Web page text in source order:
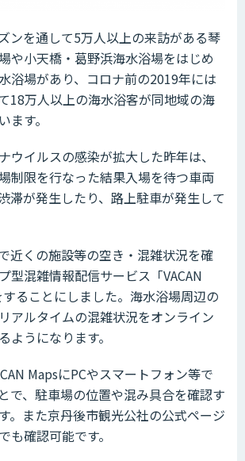
ンを通して5万人以上の来訪がある琴
や小天橋・葛野浜海水浴場をはじめ
浴場があり、コロナ前の2019年には
18万人以上の海水浴客が同地域の海
ます。
ウイルスの感染が拡大した昨年は、
制限を行なった結果入場を待つ車両
滞が発生したり、路上駐車が発生して
近くの施設等の空き・混雑状況を確
型混雑情報配信サービス「VACAN
ることにしました。海水浴場周辺の
アルタイムの混雑状況をオンライン
ようになります。
MapsにPCやスマートフォン等で
で、駐車場の位置や混み具合を確認す
。また京丹後市観光公社の公式ページ
も確認可能です。